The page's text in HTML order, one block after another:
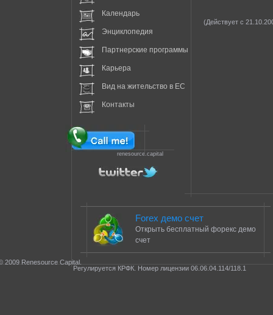
(Действует с
Календарь
Энциклопедия
Партнерские программы
Карьера
Вид на жительство в EC
Контакты
renesource.capital
Forex демо счет
Открыть бесплатный форекс демо
счет
2009 Renesource Capital.
Регулируется КРФК. Номер лицензии 06.06.04.114/118.1